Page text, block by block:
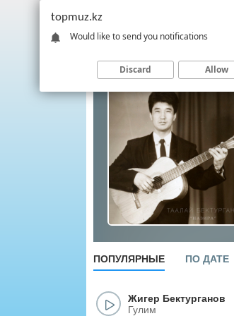
ПОПУЛЯРНЫЕ ПО ДАТЕ
Жигер Бектурганов
Гулим
topmuz.kz
Would like to send you notifications
Discard Allow